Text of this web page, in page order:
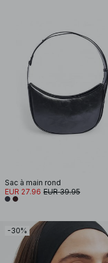
Sac à main rond
EUR 27.96 EUR 39.95
-30%